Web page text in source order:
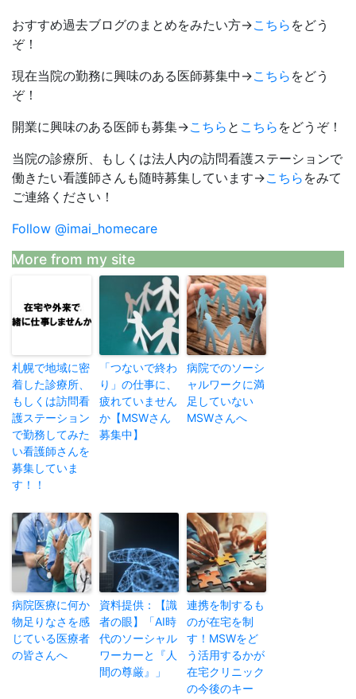
おすすめ過去ブログのまとめをみたい方→こちら をどう
ぞ！
現在当院の勤務に興味のある医師募集中→こちら をどう
ぞ！
開業に興味のある医師も募集→こちら と こちら をどうぞ！
当院の診療所、もしくは法人内の訪問看護ステーションで
働きたい看護師さんも随時募集しています→こちら をみて
ご連絡ください！
Follow @imai_homecare
More from my site
札幌で地域に密
着した診療所、
もしくは訪問看
護ステーション
で勤務してみた
い看護師さんを
募集していま
す！！
「つないで終わ
り」の仕事に、
疲れていません
か【MSWさん
募集中】
病院でのソーシ
ャルワークに満
足していない
MSWさんへ
病院医療に何か
物足りなさを感
じている医療者
の皆さんへ
資料提供：【識
者の眼】「AI時
代のソーシャル
ワーカーと『人
間の尊厳』」
連携を制するも
のが在宅を制
す！MSWをど
う活用するかが
在宅クリニック
の今後のキー